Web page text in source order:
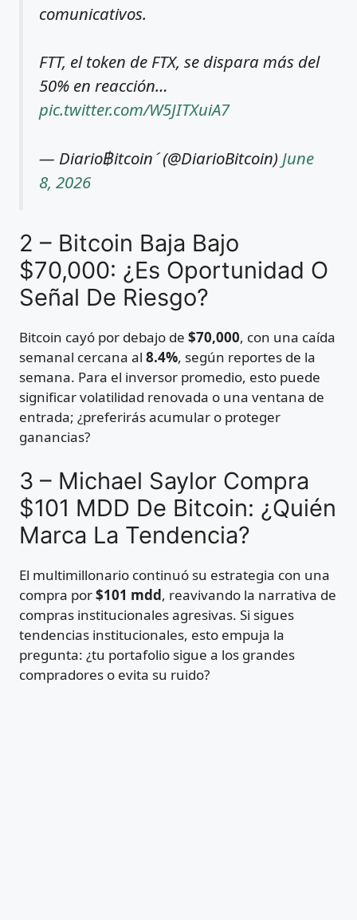
comunicativos.
FTT, el token de FTX, se dispara más del
50% en reacción…
pic.twitter.com/W5JITXuiA7
— Diario฿itcoin (@DiarioBitcoin) June
8, 2026
2 – Bitcoin Baja Bajo
$70,000: ¿Es Oportunidad O
Señal De Riesgo?
Bitcoin cayó por debajo de $70,000, con una caída
semanal cercana al 8.4%, según reportes de la
semana. Para el inversor promedio, esto puede
significar volatilidad renovada o una ventana de
entrada; ¿preferirás acumular o proteger
ganancias?
3 – Michael Saylor Compra
$101 MDD De Bitcoin: ¿Quién
Marca La Tendencia?
El multimillonario continuó su estrategia con una
compra por$101 mdd, reavivando la narrativa de
compras institucionales agresivas. Si sigues
tendencias institucionales, esto empuja la
pregunta: ¿tu portafolio sigue a los grandes
compradores o evita su ruido?